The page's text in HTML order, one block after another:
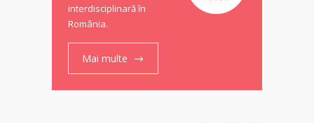
interdisciplinară în
România.
Mai multe